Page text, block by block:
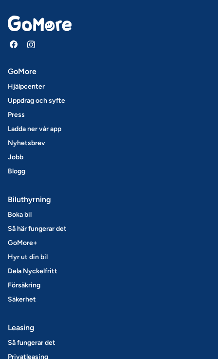
GoMore
Hjälpcenter
Uppdrag och syfte
Press
Ladda ner vår app
Nyhetsbrev
Jobb
Blogg
Biluthyrning
Boka bil
Så här fungerar det
GoMore+
Hyr ut din bil
Dela Nyckelfritt
Försäkring
Säkerhet
Leasing
Så fungerar det
Privatleasing